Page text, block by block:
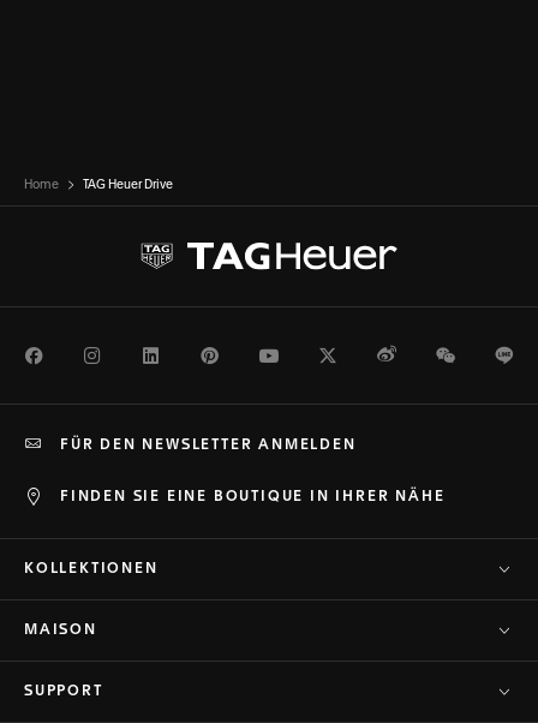
Home TAG Heuer Drive
FacebookInstagramLinkedInPinterestYoutubeTwitterWeiboWeChat
FINDEN SIE EINE BOUTIQUE IN IHRER NÄHE
FÜR DEN NEWSLETTER ANMELDEN
KOLLEKTIONEN
MAISON
SUPPORT